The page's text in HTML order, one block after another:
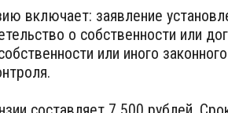
включает: заявление
о собственности или
или иного